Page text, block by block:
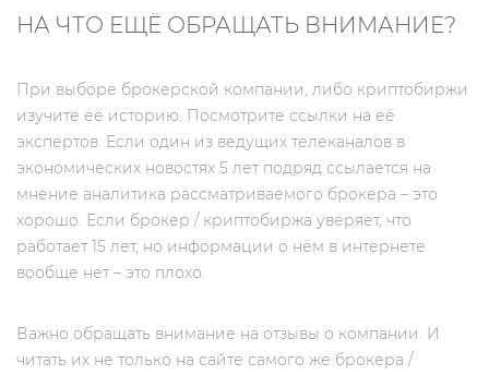
НА ЧТО ЕЩЁ ОБРАЩАТЬ ВНИМАНИЕ?
При выборе брокерской компании, либо криптобиржи
изучите её историю. Посмотрите ссылки на её
экспертов. Если один из ведущих телеканалов в
экономических новостях 5 лет подряд ссылается на
мнение аналитика рассматриваемого брокера – это
хорошо. Если брокер / криптобиржа уверяет, что
работает 15 лет, но информации о нём в интернете
вообще нет – это плохо.
Важно обращать внимание на отзывы о компании. И
читать их не только на сайте самого же брокера /